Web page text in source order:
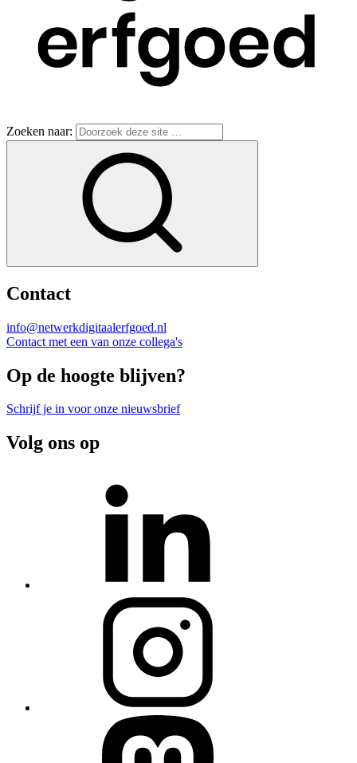
Zoeken naar:
Contact
info@netwerkdigitaalerfgoed.nl
Contact met een van onze collega's
Op de hoogte blijven?
Schrijf je in voor onze nieuwsbrief
Volg ons op